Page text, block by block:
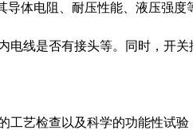
体电阻、耐压性能、液压强
线是否有接头等。同时，开
检查以及科学的功能性试验